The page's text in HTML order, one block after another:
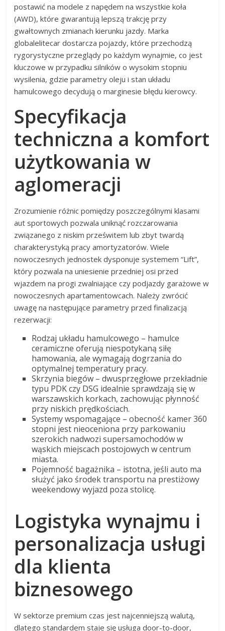
postawić na modele z napędem na wszystkie koła
(AWD), które gwarantują lepszą trakcję przy
gwałtownych zmianach kierunku jazdy. Marka
globalelitecar dostarcza pojazdy, które przechodzą
rygorystyczne przeglądy po każdym wynajmie, co jest
kluczowe w przypadku silników o wysokim stopniu
wysilenia, gdzie parametry oleju i stan układu
hamulcowego decydują o marginesie błędu kierowcy.
Specyfikacja
techniczna a komfort
użytkowania w
aglomeracji
Zrozumienie różnic pomiędzy poszczególnymi klasami
aut sportowych pozwala uniknąć rozczarowania
związanego z niskim prześwitem lub zbyt twardą
charakterystyką pracy amortyzatorów. Wiele
nowoczesnych jednostek dysponuje systemem “Lift”,
który pozwala na uniesienie przedniej osi przed
wjazdem na progi zwalniające czy podjazdy garażowe w
nowoczesnych apartamentowcach. Należy zwrócić
uwagę na następujące parametry przed finalizacją
rezerwacji:
Rodzaj układu hamulcowego – hamulce
ceramiczne oferują niespotykaną siłę
hamowania, ale wymagają dogrzania do
optymalnej temperatury pracy.
Skrzynia biegów – dwusprzęgłowe przekładnie
typu PDK czy DSG idealnie sprawdzają się w
warszawskich korkach, zachowując płynność
przy niskich prędkościach.
Systemy wspomagające – obecność kamer 360
stopni jest nieoceniona przy parkowaniu
szerokich nadwozi supersamochodów w
wąskich miejscach postojowych w centrum
miasta.
Pojemność bagażnika – istotna, jeśli auto ma
służyć jako środek transportu na prestiżowy
weekendowy wyjazd poza stolicę.
Logistyka wynajmu i
personalizacja usługi
dla klienta
biznesowego
W sektorze premium czas jest najcenniejszą walutą,
dlatego standardem staje się usługa door-to-door,